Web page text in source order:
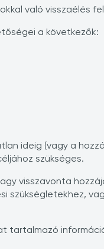
való visszaélés
a következők:
ideig (vagy a
szükséges.
visszavonta
tartalmazó